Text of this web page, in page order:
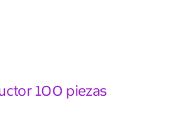
100 piezas